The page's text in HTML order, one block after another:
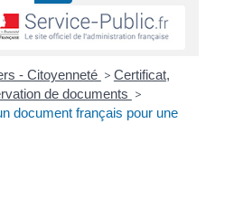
- Citoyenneté > Certificat,
de documents >
document français pour une